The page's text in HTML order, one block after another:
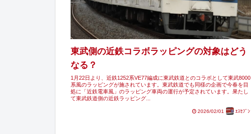
東武側の近鉄コラボラッピングの対象はどう
なる？
1月22日より、近鉄1252系VE77編成に東武鉄道とのコラボとして東武8000
系風のラッピングが施されています。東武鉄道でも同様の企画で今春を目
処に「近鉄電車風」のラッピング車両の運行が予定されています。果たし
て東武鉄道側の近鉄ラッピング...
2026/02/01 ｴｽｾﾌﾞﾝ